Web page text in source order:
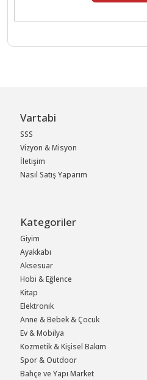
Vartabi
SSS
Vizyon & Misyon
İletişim
Nasıl Satış Yaparım
Kategoriler
Giyim
Ayakkabı
Aksesuar
Hobi & Eğlence
Kitap
Elektronik
Anne & Bebek & Çocuk
Ev & Mobilya
Kozmetik & Kişisel Bakım
Spor & Outdoor
Bahçe ve Yapı Market